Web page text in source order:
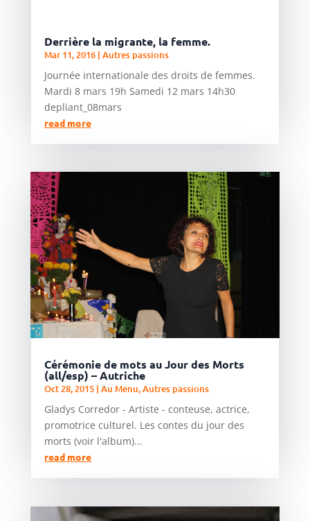
Derrière la migrante, la femme.
Mar 11, 2016| Autres passions
Journée internationale des droits de femmes.
Mardi 8 mars 19h Samedi 12 mars 14h30
depliant_08mars
read more
Cérémonie de mots au Jour des Morts
(all/esp) – Autriche
Oct 28, 2015| Au Menu,Autres passions
Gladys Corredor - Artiste - conteuse, actrice,
promotrice culturel. Les contes du jour des
morts (voir l'album)...
read more